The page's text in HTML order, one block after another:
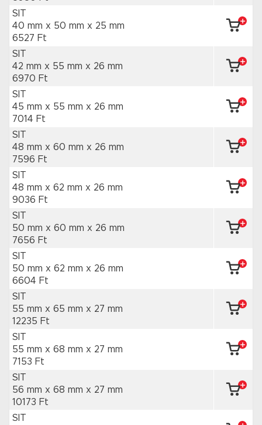
SIT
40 mm x 50 mm x 25 mm
6527 Ft
SIT
42 mm x 55 mm x 26 mm
6970 Ft
SIT
45 mm x 55 mm x 26 mm
7014 Ft
SIT
48 mm x 60 mm x 26 mm
7596 Ft
SIT
48 mm x 62 mm x 26 mm
9036 Ft
SIT
50 mm x 60 mm x 26 mm
7656 Ft
SIT
50 mm x 62 mm x 26 mm
6604 Ft
SIT
55 mm x 65 mm x 27 mm
12235 Ft
SIT
55 mm x 68 mm x 27 mm
7153 Ft
SIT
56 mm x 68 mm x 27 mm
10173 Ft
SIT